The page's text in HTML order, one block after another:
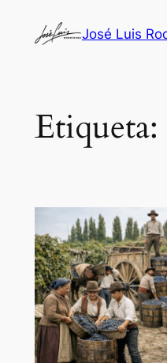
José Luis
Etiqueta: